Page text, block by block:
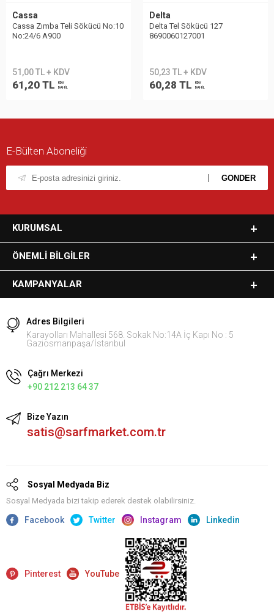
Cassa
Cassa Zımba Teli Sökücü No:10
No:24/6 A900
51,00 TL + KDV
61,20 TL
KDV
DAHİL
Delta
Delta Tel Sökücü 127
8690060127001
50,23 TL + KDV
60,28 TL
KDV
DAHİL
E-Bülten Aboneliği
KURUMSAL
ÖNEMLI BILGILER
KAMPANYALAR
Adres Bilgileri
Karayolları Mahallesi 568. Sokak No:14A İç Kapı No : 5
Gaziosmanpaşa/İstanbul
Çağrı Merkezi
+90 212 213 64 37
Bize Yazın
satis@sarfmarket.com.tr
Sosyal Medyada Biz
Sosyal Medyada bizi takip ederek destek olabilirsiniz.
Facebook Twitter Instagram Linkedin
Pinterest YouTube